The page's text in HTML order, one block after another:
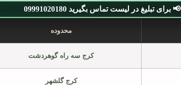
📢 برای تبلیغ در لیست تماس بگیرید 09991020180
محدوده
کرج سه راه گوهردشت
کرج گلشهر